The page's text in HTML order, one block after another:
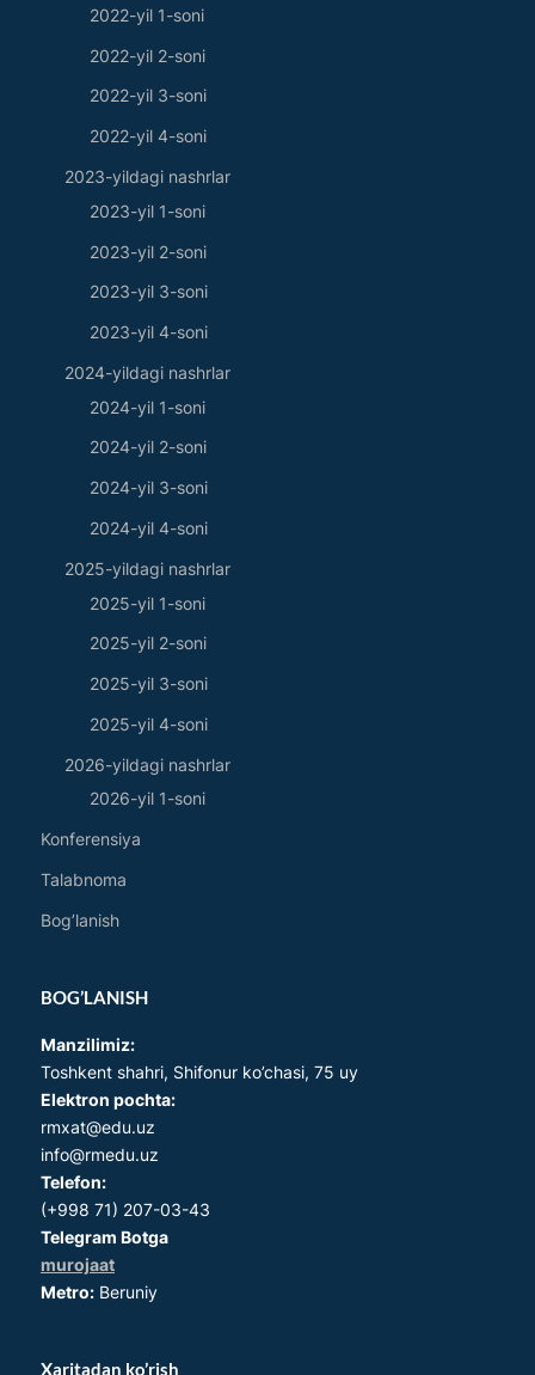
2022-yil 1-soni
2022-yil 2-soni
2022-yil 3-soni
2022-yil 4-soni
2023-yildagi nashrlar
2023-yil 1-soni
2023-yil 2-soni
2023-yil 3-soni
2023-yil 4-soni
2024-yildagi nashrlar
2024-yil 1-soni
2024-yil 2-soni
2024-yil 3-soni
2024-yil 4-soni
2025-yildagi nashrlar
2025-yil 1-soni
2025-yil 2-soni
2025-yil 3-soni
2025-yil 4-soni
2026-yildagi nashrlar
2026-yil 1-soni
Konferensiya
Talabnoma
Bog’lanish
BOG’LANISH
Manzilimiz:
Toshkent shahri, Shifonur ko’chasi, 75 uy
Elektron pochta:
rmxat@edu.uz
info@rmedu.uz
Telefon:
(+998 71) 207-03-43
Telegram Botga
murojaat
Metro: Beruniy
Xaritadan ko’rish